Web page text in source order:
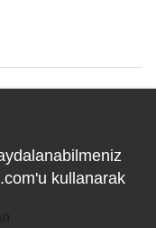
kullanarak